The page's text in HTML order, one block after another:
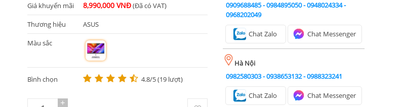
Giá khuyến mãi 8,990,000 VNĐ(Đã có VAT)
Thương hiệu ASUS
Màu sắc
m
Bình chọn 4.8/5 (19 lượt)
+
0909688485-0984895050-0948024334-
0968202049
Chat Zalo Chat Messenger
Hà Nội
0982580303-0938653132-0988323241
Chat Zalo Chat Messenger